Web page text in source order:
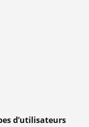
d’utilisateurs